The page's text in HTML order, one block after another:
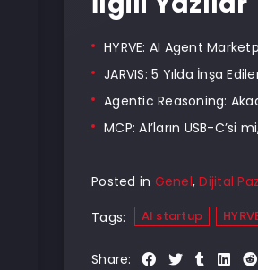
HYRVE: AI Agent
JARVIS: 5 Yılda İnşa
Agentic Reasoning:
MCP: AI’ların USB-C’si
Posted in Genel,Dijital
Tags:
AI startup
Share: